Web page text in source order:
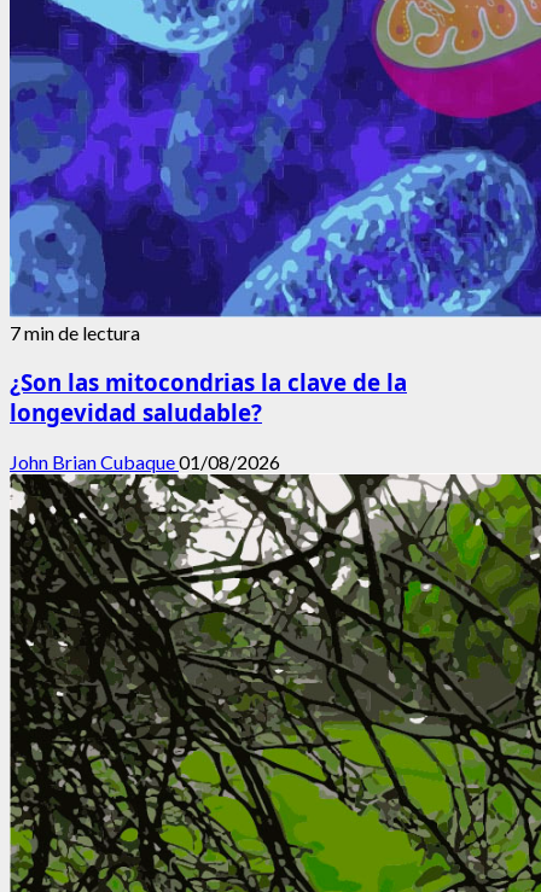
7 min de lectura
¿Son las mitocondrias la clave de la
longevidad saludable?
John Brian Cubaque01/08/2026